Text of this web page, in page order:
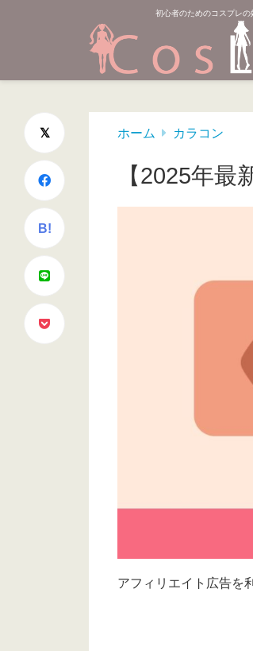
初心者のためのコスプレの
B!
ホーム カラコン
【2025年
アフィリエイト広告を